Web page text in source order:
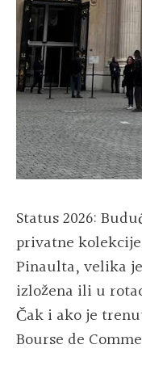
Status 2026:
privatne
Pinaulta, velika
izložena ili u
Čak i ako je
Bourse de